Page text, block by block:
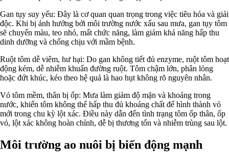
Gan tụy suy yếu: Đây là cơ quan quan trọng trong việc tiêu hóa và giải
độc. Khi bị ảnh hưởng bởi môi trường nước xấu sau mưa, gan tụy tôm
sẽ chuyển màu, teo nhỏ, mất chức năng, làm giảm khả năng hấp thu
dinh dưỡng và chống chịu với mầm bệnh.
Ruột tôm dễ viêm, hư hại: Do gan không tiết đủ enzyme, ruột tôm hoạt
động kém, dễ nhiễm khuẩn đường ruột. Tôm chậm lớn, phân lỏng
hoặc đứt khúc, kéo theo hệ quả là hao hụt không rõ nguyên nhân.
Vỏ tôm mềm, thân bị ốp: Mưa làm giảm độ mặn và khoáng trong
nước, khiến tôm không thể hấp thu đủ khoáng chất để hình thành vỏ
mới trong chu kỳ lột xác. Điều này dẫn đến tình trạng tôm ốp thân, ốp
vỏ, lột xác không hoàn chỉnh, dễ bị thương tổn và nhiễm trùng sau lột.
Môi trường ao nuôi bị biến động mạnh